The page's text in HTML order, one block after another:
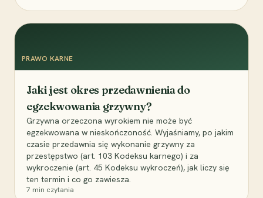
PRAWO KARNE
Jaki jest okres przedawnienia do
egzekwowania grzywny?
Grzywna orzeczona wyrokiem nie może być
egzekwowana w nieskończoność. Wyjaśniamy, po jakim
czasie przedawnia się wykonanie grzywny za
przestępstwo (art. 103 Kodeksu karnego) i za
wykroczenie (art. 45 Kodeksu wykroczeń), jak liczy się
ten termin i co go zawiesza.
7 min czytania